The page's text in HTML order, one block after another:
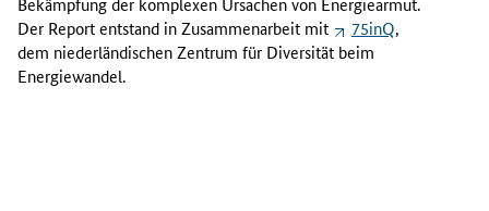
u
f
r
Der Report entstand in Zusammenarbeit mit
75inQ,
dem niederländischen Zentrum für Diversität beim
Energiewandel.